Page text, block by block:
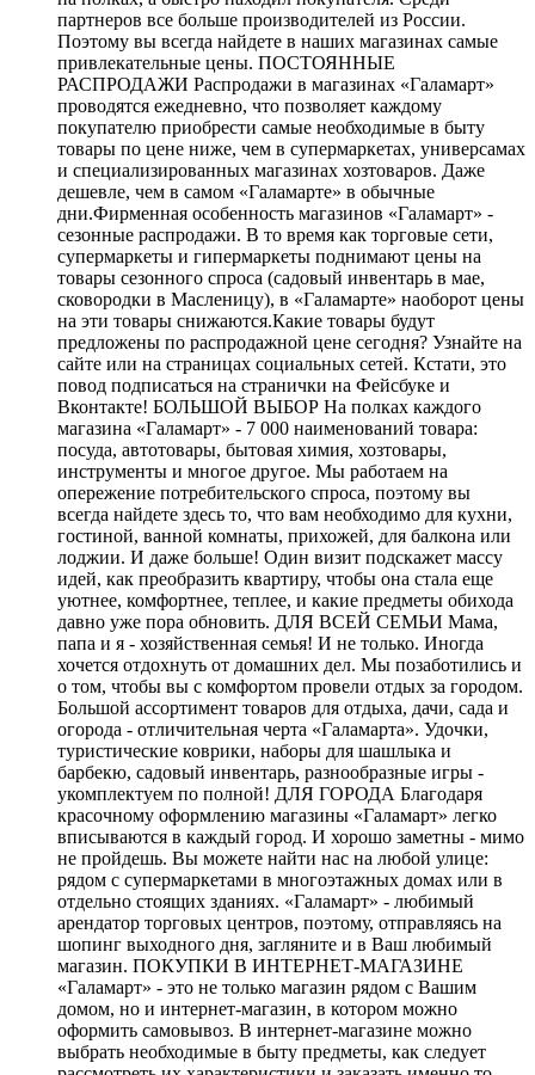
партнеров все больше производителей из России.
Поэтому вы всегда найдете в наших магазинах самые
привлекательные цены. ПОСТОЯННЫЕ
РАСПРОДАЖИ Распродажи в магазинах «Галамарт»
проводятся ежедневно, что позволяет каждому
покупателю приобрести самые необходимые в быту
товары по цене ниже, чем в супермаркетах, универсамах
и специализированных магазинах хозтоваров. Даже
дешевле, чем в самом «Галамарте» в обычные
дни.Фирменная особенность магазинов «Галамарт» -
сезонные распродажи. В то время как торговые сети,
супермаркеты и гипермаркеты поднимают цены на
товары сезонного спроса (садовый инвентарь в мае,
сковородки в Масленицу), в «Галамарте» наоборот цены
на эти товары снижаются.Какие товары будут
предложены по распродажной цене сегодня? Узнайте на
сайте или на страницах социальных сетей. Кстати, это
повод подписаться на странички на Фейсбуке и
Вконтакте! БОЛЬШОЙ ВЫБОР На полках каждого
магазина «Галамарт» - 7 000 наименований товара:
посуда, автотовары, бытовая химия, хозтовары,
инструменты и многое другое. Мы работаем на
опережение потребительского спроса, поэтому вы
всегда найдете здесь то, что вам необходимо для кухни,
гостиной, ванной комнаты, прихожей, для балкона или
лоджии. И даже больше! Один визит подскажет массу
идей, как преобразить квартиру, чтобы она стала еще
уютнее, комфортнее, теплее, и какие предметы обихода
давно уже пора обновить. ДЛЯ ВСЕЙ СЕМЬИ Мама,
папа и я - хозяйственная семья! И не только. Иногда
хочется отдохнуть от домашних дел. Мы позаботились и
о том, чтобы вы с комфортом провели отдых за городом.
Большой ассортимент товаров для отдыха, дачи, сада и
огорода - отличительная черта «Галамарта». Удочки,
туристические коврики, наборы для шашлыка и
барбекю, садовый инвентарь, разнообразные игры -
укомплектуем по полной! ДЛЯ ГОРОДА Благодаря
красочному оформлению магазины «Галамарт» легко
вписываются в каждый город. И хорошо заметны - мимо
не пройдешь. Вы можете найти нас на любой улице:
рядом с супермаркетами в многоэтажных домах или в
отдельно стоящих зданиях. «Галамарт» - любимый
арендатор торговых центров, поэтому, отправляясь на
шопинг выходного дня, загляните и в Ваш любимый
магазин. ПОКУПКИ В ИНТЕРНЕТ-МАГАЗИНЕ
«Галамарт» - это не только магазин рядом с Вашим
домом, но и интернет-магазин, в котором можно
оформить самовывоз. В интернет-магазине можно
выбрать необходимые в быту предметы, как следует